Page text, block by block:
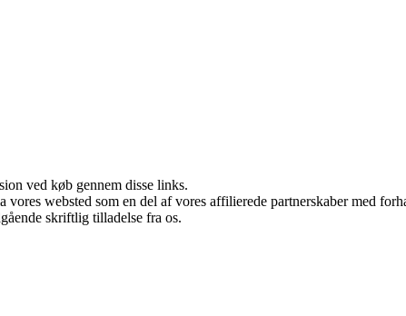
ved køb gennem disse links.
websted som en del af vores affilierede partnerskaber med
skriftlig tilladelse fra os.